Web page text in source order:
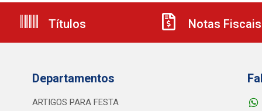
Títulos Notas Fiscais
Departamentos
ARTIGOS PARA FESTA